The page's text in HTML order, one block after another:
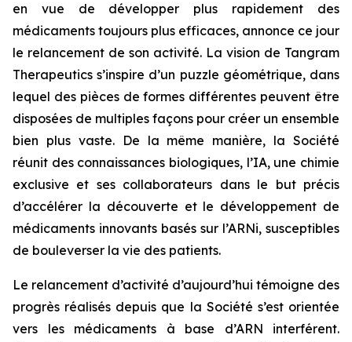
en vue de développer plus rapidement des
médicaments toujours plus efficaces, annonce ce jour
le relancement de son activité. La vision de Tangram
Therapeutics s’inspire d’un puzzle géométrique, dans
lequel des pièces de formes différentes peuvent être
disposées de multiples façons pour créer un ensemble
bien plus vaste. De la même manière, la Société
réunit des connaissances biologiques, l’IA, une chimie
exclusive et ses collaborateurs dans le but précis
d’accélérer la découverte et le développement de
médicaments innovants basés sur l’ARNi, susceptibles
de bouleverser la vie des patients.
Le relancement d’activité d’aujourd’hui témoigne des
progrès réalisés depuis que la Société s’est orientée
vers les médicaments à base d’ARN interférent.